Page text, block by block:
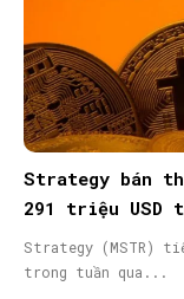
Strategy bán
291 triệu USD
Strategy (MSTR)
trong tuần qua...